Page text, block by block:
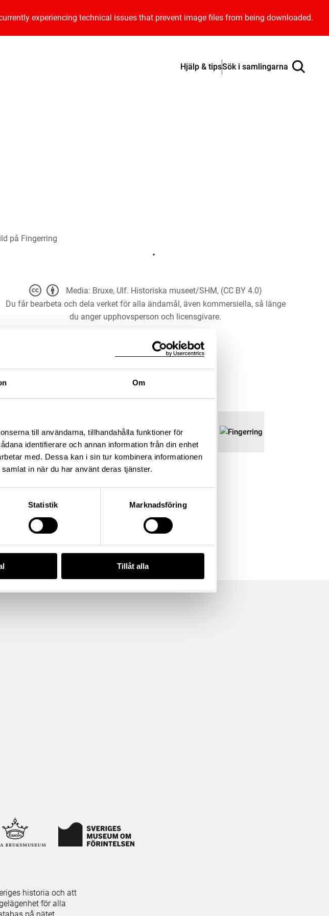
Om
till användarna, tillhandahålla funktioner för
identifierare och annan information från din enhet
med. Dessa kan i sin tur kombinera informationen
in när du har använt deras tjänster.
Statistik Marknadsföring
Tillåt alla
experiencing technical issues that prevent image files from being downloaded.
Hjälp & tipsSök i samlingarna
Media: Bruxe, Ulf. Historiska museet/SHM, (CC BY 4.0)
Du får bearbeta och dela verket för alla ändamål, även kommersiella, så länge
du anger upphovsperson och licensgivare.
LADDA NER MEDIA
Information om bilden
historia och att
för alla